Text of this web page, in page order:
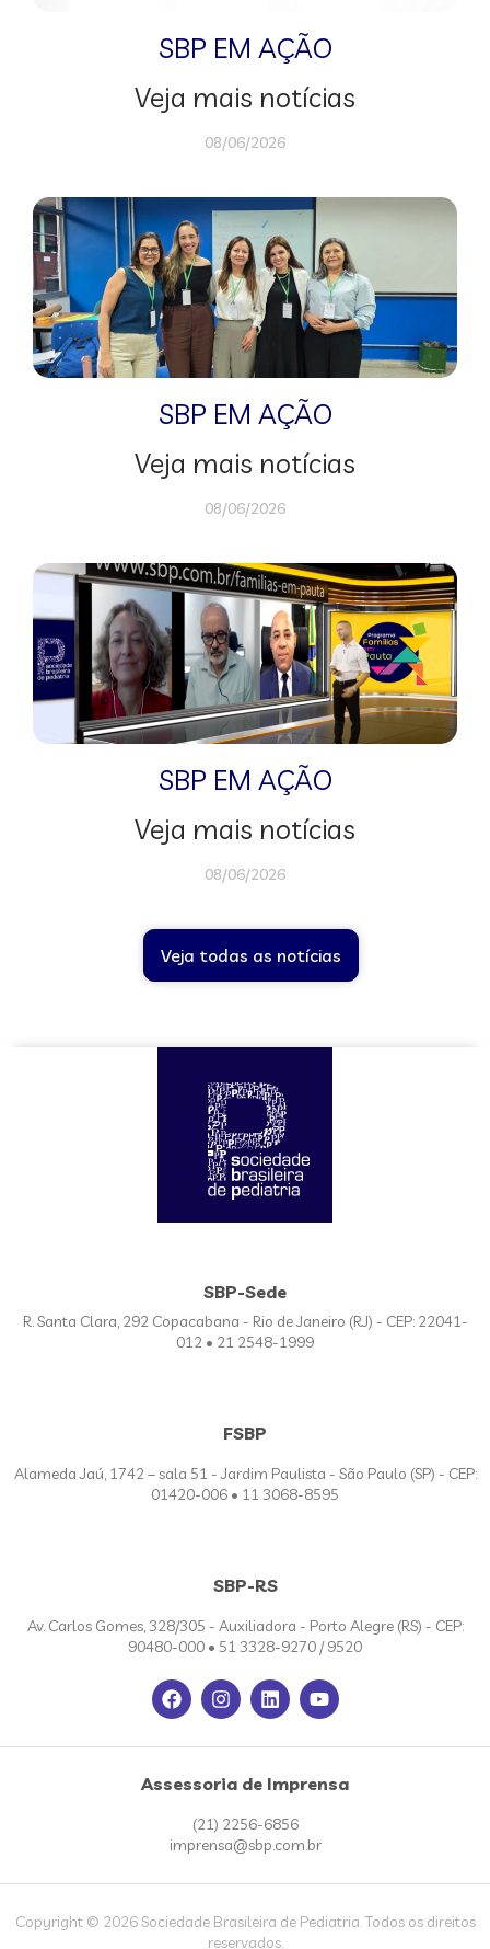
SBP EM AÇÃO
Veja mais notícias
08/06/2026
SBP EM AÇÃO
Veja mais notícias
08/06/2026
SBP EM AÇÃO
Veja mais notícias
08/06/2026
Veja todas as notícias
SBP-Sede
R. Santa Clara, 292 Copacabana - Rio de Janeiro (RJ) - CEP: 22041-
012 • 21 2548-1999
FSBP
Alameda Jaú, 1742 – sala 51 - Jardim Paulista - São Paulo (SP) - CEP:
01420-006 • 11 3068-8595
SBP-RS
Av. Carlos Gomes, 328/305 - Auxiliadora - Porto Alegre (RS) - CEP:
90480-000 • 51 3328-9270 / 9520
Assessoria de Imprensa
(21) 2256-6856
imprensa@sbp.com.br
Copyright © 2026 Sociedade Brasileira de Pediatria. Todos os direitos
reservados.